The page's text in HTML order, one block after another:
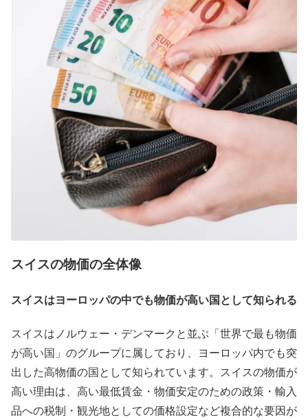
スイスの物価の全体像
スイスはヨーロッパの中でも物価が高い国として知られる
スイスはノルウェー・デンマークと並ぶ「世界で最も物価
が高い国」のグループに属しており、ヨーロッパ内でも突
出した高物価の国として知られています。スイスの物価が
高い理由は、高い最低賃金・物価安定のための政策・輸入
品への税制・観光地としての価格設定など複合的な要因が